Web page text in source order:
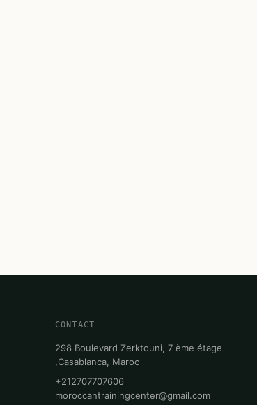
CONTACT
298 Boulevard Zerktouni, 7 ème étage
,Casablanca, Maroc
+212707707606
moroccantrainingcenter@gmail.com